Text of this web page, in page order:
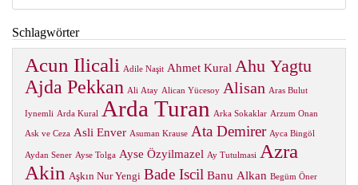
Schlagwörter
Acun Ilicali Adile Naşit Ahmet Kural Ahu Yagtu
Ajda Pekkan Ali Atay Alican Yücesoy Alisan Aras Bulut
Iynemli Arda Kural Arda Turan Arka Sokaklar Arzum Onan
Ask ve Ceza Asli Enver Asuman Krause Ata Demirer Ayca Bingöl
Aydan Sener Ayse Tolga Ayse Özyilmazel Ay Tutulmasi
Azra
Akin Aşkın Nur Yengi Bade Iscil Banu Alkan Begüm Öner